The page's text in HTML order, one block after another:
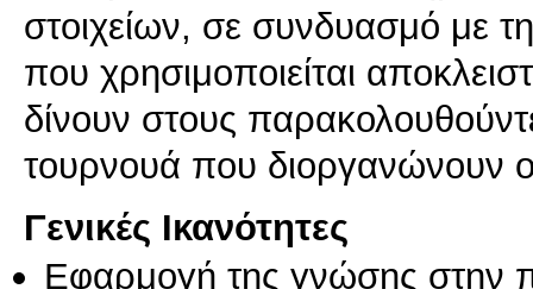
στοιχείων, σε συνδυασμό με
που χρησιμοποιείται
δίνουν στους
τουρνουά που διοργανώνουν
Γενικές Ικανότητες
Εφαρμογή της γνώσης στην